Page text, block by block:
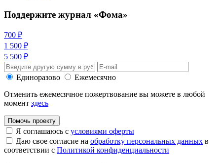
Поддержите журнал «Фома»
700 ₽
1 500 ₽
5 500 ₽
Единоразово
Ежемесячно
Отменить ежемесячное пожертвование вы можете в любой
момент здесь
Помочь проекту
Я соглашаюсь с условиями оферты
Даю свое согласие на обработку персональных данных в
соответствии с Политикой конфиденциальности